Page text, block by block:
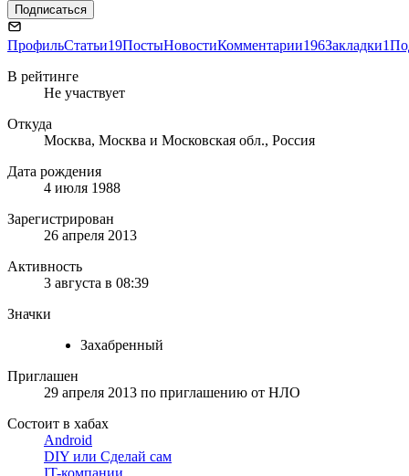
Подписаться
ПрофильСтатьи19ПостыНовостиКомментарии196Закладки1
В рейтинге
Не участвует
Откуда
Москва, Москва и Московская обл., Россия
Дата рождения
4 июля 1988
Зарегистрирован
26 апреля 2013
Активность
3 августа в 08:39
Значки
Захабренный
Приглашен
29 апреля 2013 по приглашению от НЛО
Состоит в хабах
Android
DIY или Сделай сам
IT-компании